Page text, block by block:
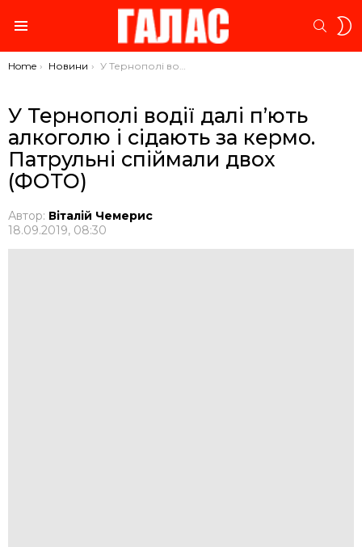
You are here:
Home Новини У Тернополі водії далі п’ють алкоголю і сідають за кермо. Патрульні спіймали двох (ФОТО)
У Тернополі водії далі п’ють
алкоголю і сідають за кермо.
Патрульні спіймали двох
(ФОТО)
Автор: Віталій Чемерис
18.09.2019, 08:30